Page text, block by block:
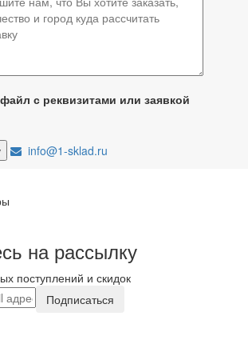
с реквизитами или заявкой
info@1-sklad.ru
на рассылку
поступлений и скидок
Подписаться